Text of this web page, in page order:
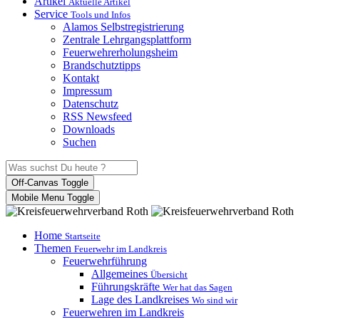
Service Tools und Infos
Alamos Selbstregistrierung
Zentrale Lehrgangsplattform
Feuerwehrerholungsheim
Brandschutztipps
Kontakt
Impressum
Datenschutz
RSS Newsfeed
Downloads
Suchen
Off-Canvas Toggle
Mobile Menu Toggle
Home Startseite
Themen Feuerwehr im Landkreis
Feuerwehrführung
Allgemeines Übersicht
Führungskräfte Wer hat das Sagen
Lage des Landkreises Wo sind wir
Feuerwehren im Landkreis